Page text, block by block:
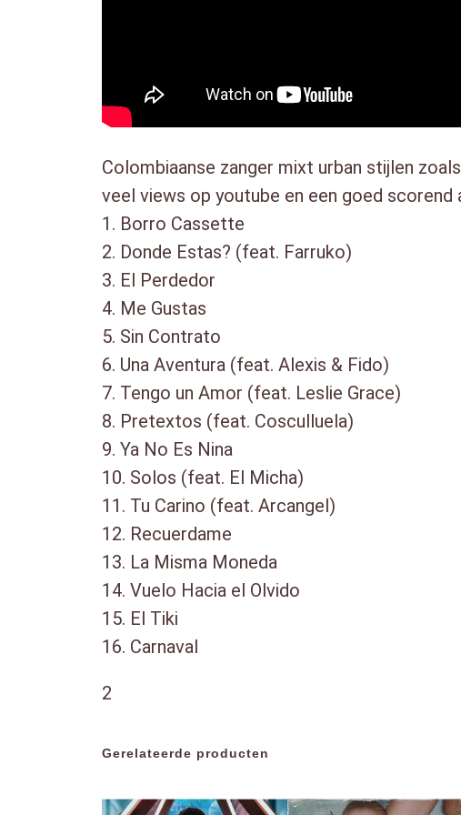
Colombiaanse zanger mixt urban stijlen
veel views op youtube en een goed scorend
1. Borro Cassette
2. Donde Estas? (feat. Farruko)
3. El Perdedor
4. Me Gustas
5. Sin Contrato
6. Una Aventura (feat. Alexis & Fido)
7. Tengo un Amor (feat. Leslie Grace)
8. Pretextos (feat. Cosculluela)
9. Ya No Es Nina
10. Solos (feat. El Micha)
11. Tu Carino (feat. Arcangel)
12. Recuerdame
13. La Misma Moneda
14. Vuelo Hacia el Olvido
15. El Tiki
16. Carnaval
2
Gerelateerde producten